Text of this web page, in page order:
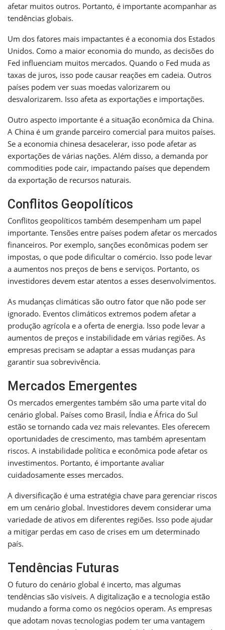
afetar muitos outros. Portanto, é importante acompanhar as
tendências globais.
Um dos fatores mais impactantes é a economia dos Estados
Unidos. Como a maior economia do mundo, as decisões do
Fed influenciam muitos mercados. Quando o Fed muda as
taxas de juros, isso pode causar reações em cadeia. Outros
países podem ver suas moedas valorizarem ou
desvalorizarem. Isso afeta as exportações e importações.
Outro aspecto importante é a situação econômica da China.
A China é um grande parceiro comercial para muitos países.
Se a economia chinesa desacelerar, isso pode afetar as
exportações de várias nações. Além disso, a demanda por
commodities pode cair, impactando países que dependem
da exportação de recursos naturais.
Conflitos Geopolíticos
Conflitos geopolíticos também desempenham um papel
importante. Tensões entre países podem afetar os mercados
financeiros. Por exemplo, sanções econômicas podem ser
impostas, o que pode dificultar o comércio. Isso pode levar
a aumentos nos preços de bens e serviços. Portanto, os
investidores devem estar atentos a esses desenvolvimentos.
As mudanças climáticas são outro fator que não pode ser
ignorado. Eventos climáticos extremos podem afetar a
produção agrícola e a oferta de energia. Isso pode levar a
aumentos de preços e instabilidade em várias regiões. As
empresas precisam se adaptar a essas mudanças para
garantir sua sobrevivência.
Mercados Emergentes
Os mercados emergentes também são uma parte vital do
cenário global. Países como Brasil, Índia e África do Sul
estão se tornando cada vez mais relevantes. Eles oferecem
oportunidades de crescimento, mas também apresentam
riscos. A instabilidade política e econômica pode afetar os
investimentos. Portanto, é importante avaliar
cuidadosamente esses mercados.
A diversificação é uma estratégia chave para gerenciar riscos
em um cenário global. Investidores devem considerar uma
variedade de ativos em diferentes regiões. Isso pode ajudar
a mitigar perdas em caso de crises em um determinado
país.
Tendências Futuras
O futuro do cenário global é incerto, mas algumas
tendências são visíveis. A digitalização e a tecnologia estão
mudando a forma como os negócios operam. As empresas
que adotam novas tecnologias podem ter uma vantagem